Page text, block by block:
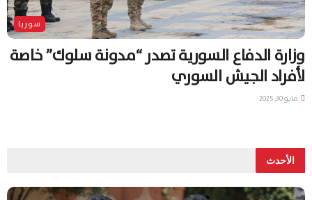
سوريا
وزارة الدفاع السورية تصدر “مدونة سلوك” خاصة
لأفراد الجيش السوري
مايو 30, 2025
الأحدث